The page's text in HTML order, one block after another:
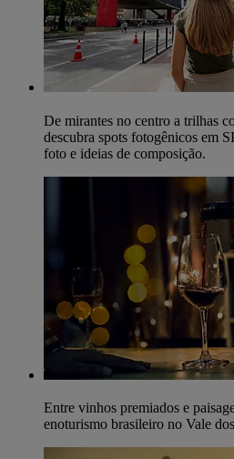
De mirantes no centro a trilhas
descubra spots fotogênicos em
foto e ideias de composição.
Entre vinhos premiados e
enoturismo brasileiro no Vale